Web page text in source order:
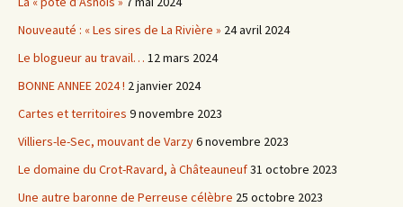
Nouveauté : « Les sires de La Rivière » 24 avril 2024
Le blogueur au travail… 12 mars 2024
BONNE ANNEE 2024 ! 2 janvier 2024
Cartes et territoires 9 novembre 2023
Villiers-le-Sec, mouvant de Varzy6 novembre 2023
Le domaine du Crot-Ravard, à Châteauneuf31 octobre 2023
Une autre baronne de Perreuse célèbre 25 octobre 2023